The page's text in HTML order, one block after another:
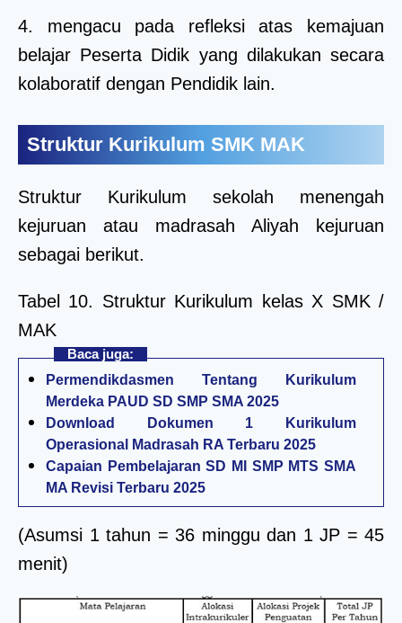
4. mengacu pada refleksi atas kemajuan
belajar Peserta Didik yang dilakukan secara
kolaboratif dengan Pendidik lain.
Struktur Kurikulum SMK MAK
Struktur Kurikulum sekolah menengah
kejuruan atau madrasah Aliyah kejuruan
sebagai berikut.
Tabel 10. Struktur Kurikulum kelas X SMK /
MAK
Baca juga:
Permendikdasmen Tentang Kurikulum
Merdeka PAUD SD SMP SMA 2025
Download Dokumen 1 Kurikulum
Operasional Madrasah RA Terbaru 2025
Capaian Pembelajaran SD MI SMP MTS SMA
MA Revisi Terbaru 2025
(Asumsi 1 tahun = 36 minggu dan 1 JP = 45
menit)